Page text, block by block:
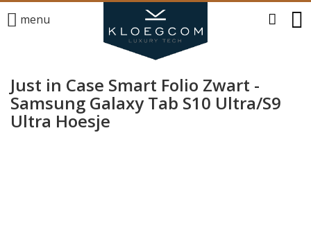
menu
Just in Case Smart Folio Zwart -
Samsung Galaxy Tab S10 Ultra/S9
Ultra Hoesje